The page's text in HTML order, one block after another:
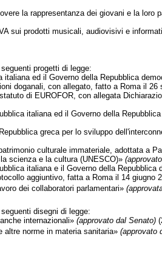
la rappresentanza dei giovani e la loro
sui prodotti musicali, audiovisivi e
progetti di legge:
ed il Governo della Repubblica
doganali, con allegato, fatto a Roma il 26
di EUROFOR, con allegata
italiana ed il Governo della
greca per lo sviluppo
culturale immateriale, adottata a
scienza e la cultura (UNESCO)»
italiana e il Governo della
aggiuntivo, fatta a Roma il 14 giugno
dei collaboratori parlamentari»
disegni di legge:
internazionali» (approvato dal Senato)
altre norme in materia sanitaria» (approvato